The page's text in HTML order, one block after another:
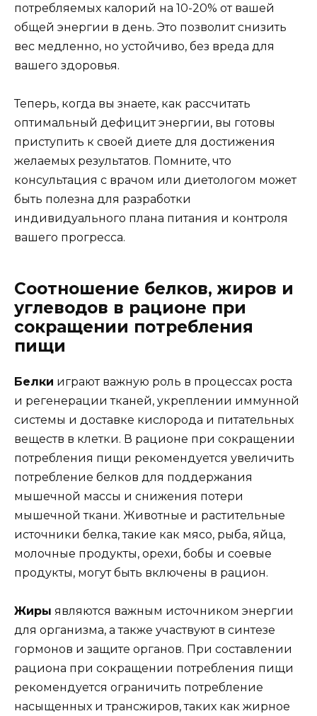
потребляемых калорий на 10-20% от вашей
общей энергии в день. Это позволит снизить
вес медленно, но устойчиво, без вреда для
вашего здоровья.
Теперь, когда вы знаете, как рассчитать
оптимальный дефицит энергии, вы готовы
приступить к своей диете для достижения
желаемых результатов. Помните, что
консультация с врачом или диетологом может
быть полезна для разработки
индивидуального плана питания и контроля
вашего прогресса.
Соотношение белков, жиров и
углеводов в рационе при
сокращении потребления
пищи
Белки играют важную роль в процессах роста
и регенерации тканей, укреплении иммунной
системы и доставке кислорода и питательных
веществ в клетки. В рационе при сокращении
потребления пищи рекомендуется увеличить
потребление белков для поддержания
мышечной массы и снижения потери
мышечной ткани. Животные и растительные
источники белка, такие как мясо, рыба, яйца,
молочные продукты, орехи, бобы и соевые
продукты, могут быть включены в рацион.
Жиры являются важным источником энергии
для организма, а также участвуют в синтезе
гормонов и защите органов. При составлении
рациона при сокращении потребления пищи
рекомендуется ограничить потребление
насыщенных и трансжиров, таких как жирное